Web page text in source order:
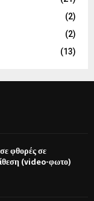
(2)
(2)
(13)
φθορές σε
(video-φωτο)